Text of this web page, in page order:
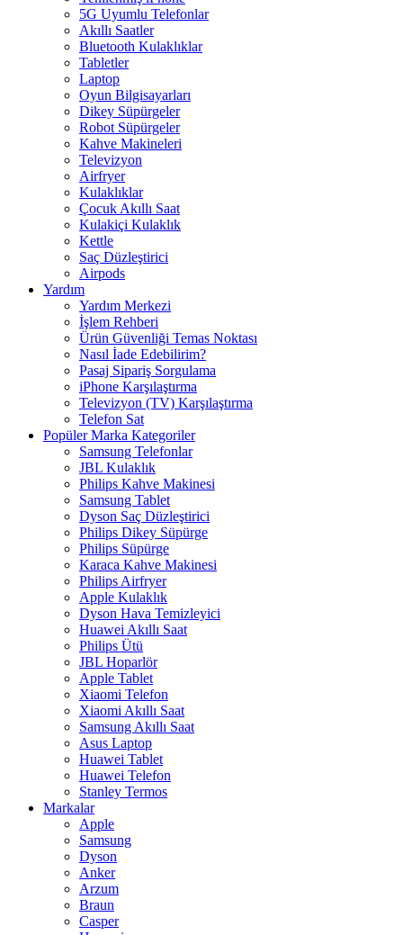
5G Uyumlu Telefonlar
Akıllı Saatler
Bluetooth Kulaklıklar
Tabletler
Laptop
Oyun Bilgisayarları
Dikey Süpürgeler
Robot Süpürgeler
Kahve Makineleri
Televizyon
Airfryer
Kulaklıklar
Çocuk Akıllı Saat
Kulakiçi Kulaklık
Kettle
Saç Düzleştirici
Airpods
Yardım
Yardım Merkezi
İşlem Rehberi
Ürün Güvenliği Temas Noktası
Nasıl İade Edebilirim?
Pasaj Sipariş Sorgulama
iPhone Karşılaştırma
Televizyon (TV) Karşılaştırma
Telefon Sat
Popüler Marka Kategoriler
Samsung Telefonlar
JBL Kulaklık
Philips Kahve Makinesi
Samsung Tablet
Dyson Saç Düzleştirici
Philips Dikey Süpürge
Philips Süpürge
Karaca Kahve Makinesi
Philips Airfryer
Apple Kulaklık
Dyson Hava Temizleyici
Huawei Akıllı Saat
Philips Ütü
JBL Hoparlör
Apple Tablet
Xiaomi Telefon
Xiaomi Akıllı Saat
Samsung Akıllı Saat
Asus Laptop
Huawei Tablet
Huawei Telefon
Stanley Termos
Markalar
Apple
Samsung
Dyson
Anker
Arzum
Braun
Casper